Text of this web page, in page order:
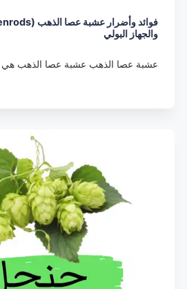
والجهاز البولي
عشبة عصا الذهب عشبة عصا الذهب